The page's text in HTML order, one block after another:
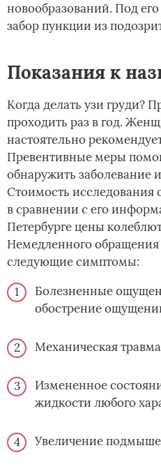
новообразований. Под
забор пункции из
Показания к
Когда делать узи груди?
проходить раз в год.
настоятельно
Превентивные меры
обнаружить заболевание
Стоимость исследования
в сравнении с его
Петербурге цены
Немедленного
следующие симптомы:
Болезненные
обострение
Механическая
Измененное
жидкости любого
Увеличение